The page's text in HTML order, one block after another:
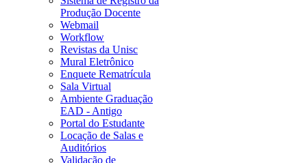
Produção Docente
Webmail
Workflow
Revistas da Unisc
Mural Eletrônico
Enquete Rematrícula
Sala Virtual
Ambiente Graduação
EAD - Antigo
Portal do Estudante
Locação de Salas e
Auditórios
Validação de